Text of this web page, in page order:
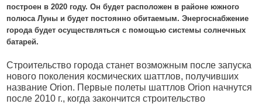
построен в 2020 году. Он будет расположен в районе южного
полюса Луны и будет постоянно обитаемым. Энергоснабжение
города будет осуществляться с помощью системы солнечных
батарей.
Строительство города станет возможным после запуска
нового поколения космических шаттлов, получивших
название Orion. Первые полеты шаттлов Orion начнутся
после 2010 г., когда закончится строительство